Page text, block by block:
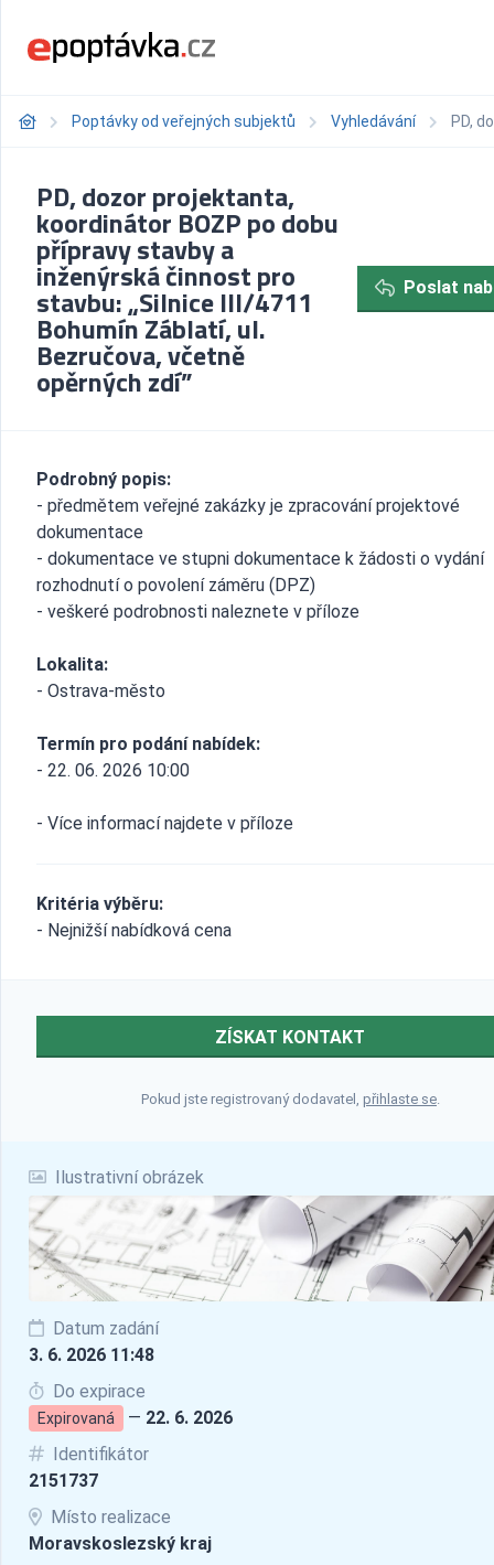
Poptávky od veřejných subjektů Vyhledávání PD,
Ilustrativní obrázek
Datum zadání
3. 6. 2026 11:48
Do expirace
Expirovaná — 22. 6. 2026
Identifikátor
2151737
Místo realizace
Moravskoslezský kraj
PD, dozor projektanta,
koordinátor BOZP po dobu
přípravy stavby a
inženýrská činnost pro
stavbu: „Silnice III/4711
Bohumín Záblatí, ul.
Bezručova, včetně
opěrných zdí”
Poslat
Podrobný popis:
- předmětem veřejné zakázky je zpracování projektové
dokumentace
- dokumentace ve stupni dokumentace k žádosti o vydání
rozhodnutí o povolení záměru (DPZ)
- veškeré podrobnosti naleznete v příloze
Lokalita:
- Ostrava-město
Termín pro podání nabídek:
- 22. 06. 2026 10:00
- Více informací najdete v příloze
Kritéria výběru:
- Nejnižší nabídková cena
ZÍSKAT KONTAKT
Pokud jste registrovaný dodavatel, přihlaste se.